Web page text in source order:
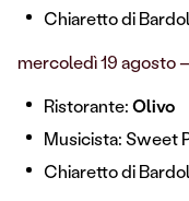
Chiaretto di
mercoledì 19 agosto –
Ristorante:Olivo
Musicista: Sweet
Chiaretto di